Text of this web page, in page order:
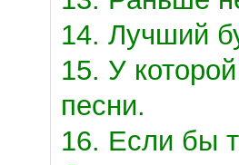
14. Лучший
15. У
песни.
16. Если бы